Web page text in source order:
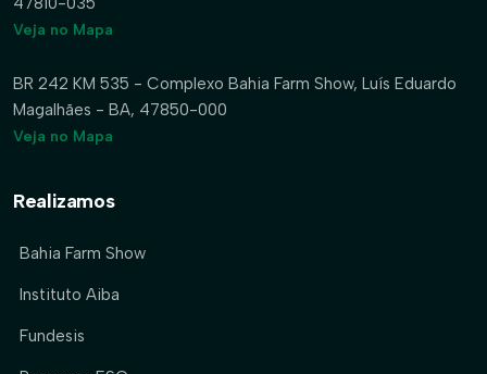
Veja no Mapa
BR 242 KM 535 - Complexo Bahia Farm Show, Luís Eduardo
Magalhães - BA, 47850-000
Veja no Mapa
Realizamos
Bahia Farm Show
Instituto Aiba
Fundesis